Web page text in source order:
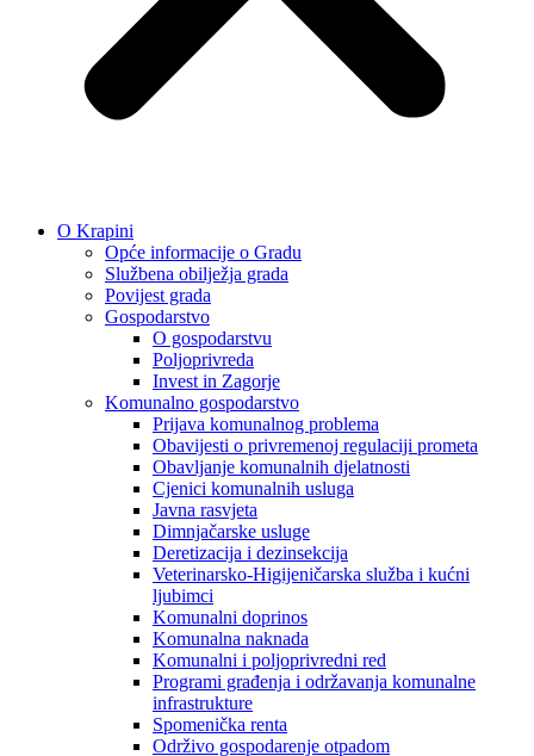
O Krapini
Opće informacije o Gradu
Službena obilježja grada
Povijest grada
Gospodarstvo
O gospodarstvu
Poljoprivreda
Invest in Zagorje
Komunalno gospodarstvo
Prijava komunalnog problema
Obavijesti o privremenoj regulaciji prometa
Obavljanje komunalnih djelatnosti
Cjenici komunalnih usluga
Javna rasvjeta
Dimnjačarske usluge
Deretizacija i dezinsekcija
Veterinarsko-Higijeničarska služba i kućni
ljubimci
Komunalni doprinos
Komunalna naknada
Komunalni i poljoprivredni red
Programi građenja i održavanja komunalne
infrastrukture
Spomenička renta
Održivo gospodarenje otpadom